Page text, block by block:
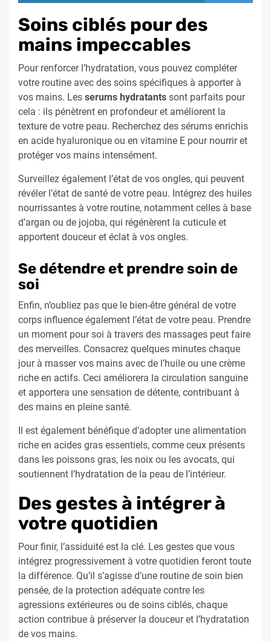
Soins ciblés pour des
mains impeccables
Pour renforcer l’hydratation, vous pouvez compléter
votre routine avec des soins spécifiques à apporter à
vos mains. Les serums hydratants sont parfaits pour
cela : ils pénètrent en profondeur et améliorent la
texture de votre peau. Recherchez des sérums enrichis
en acide hyaluronique ou en vitamine E pour nourrir et
protéger vos mains intensément.
Surveillez également l’état de vos ongles, qui peuvent
révéler l’état de santé de votre peau. Intégrez des huiles
nourrissantes à votre routine, notamment celles à base
d’argan ou de jojoba, qui régénèrent la cuticule et
apportent douceur et éclat à vos ongles.
Se détendre et prendre soin de
soi
Enfin, n’oubliez pas que le bien-être général de votre
corps influence également l’état de votre peau. Prendre
un moment pour soi à travers des massages peut faire
des merveilles. Consacrez quelques minutes chaque
jour à masser vos mains avec de l’huile ou une crème
riche en actifs. Ceci améliorera la circulation sanguine
et apportera une sensation de détente, contribuant à
des mains en pleine santé.
Il est également bénéfique d’adopter une alimentation
riche en acides gras essentiels, comme ceux présents
dans les poissons gras, les noix ou les avocats, qui
soutiennent l’hydratation de la peau de l’intérieur.
Des gestes à intégrer à
votre quotidien
Pour finir, l’assiduité est la clé. Les gestes que vous
intégrez progressivement à votre quotidien feront toute
la différence. Qu’il s’agisse d’une routine de soin bien
pensée, de la protection adéquate contre les
agressions extérieures ou de soins ciblés, chaque
action contribue à préserver la douceur et l’hydratation
de vos mains.